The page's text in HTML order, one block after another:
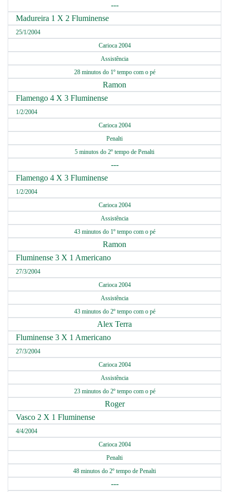
---
Madureira 1 X 2 Fluminense
25/1/2004
Carioca 2004
Assistência
28 minutos do 1º tempo com o pé
Ramon
Flamengo 4 X 3 Fluminense
1/2/2004
Carioca 2004
Penalti
5 minutos do 2º tempo de Penalti
---
Flamengo 4 X 3 Fluminense
1/2/2004
Carioca 2004
Assistência
43 minutos do 1º tempo com o pé
Ramon
Fluminense 3 X 1 Americano
27/3/2004
Carioca 2004
Assistência
43 minutos do 2º tempo com o pé
Alex Terra
Fluminense 3 X 1 Americano
27/3/2004
Carioca 2004
Assistência
23 minutos do 2º tempo com o pé
Roger
Vasco 2 X 1 Fluminense
4/4/2004
Carioca 2004
Penalti
48 minutos do 2º tempo de Penalti
---